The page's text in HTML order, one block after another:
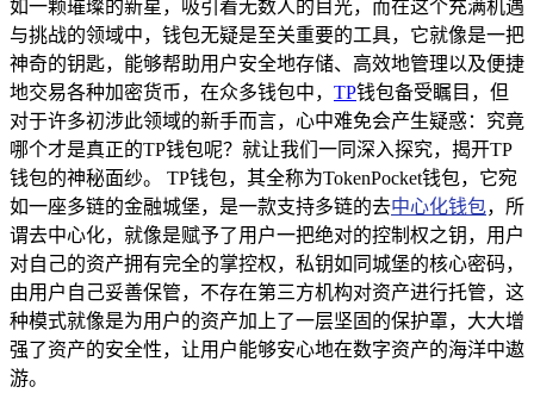
如一颗璀璨的新星，吸引着无数人的目光，而在这个充满机遇
与挑战的领域中，钱包无疑是至关重要的工具，它就像是一把
神奇的钥匙，能够帮助用户安全地存储、高效地管理以及便捷
地交易各种加密货币，在众多钱包中， TP钱包备受瞩目，但
对于许多初涉此领域的新手而言，心中难免会产生疑惑：究竟
哪个才是真正的TP钱包呢？就让我们一同深入探究，揭开TP
钱包的神秘面纱。 TP钱包，其全称为TokenPocket钱包，它宛
如一座多链的金融城堡，是一款支持多链的去中心化钱包，所
谓去中心化，就像是赋予了用户一把绝对的控制权之钥，用户
对自己的资产拥有完全的掌控权，私钥如同城堡的核心密码，
由用户自己妥善保管，不存在第三方机构对资产进行托管，这
种模式就像是为用户的资产加上了一层坚固的保护罩，大大增
强了资产的安全性，让用户能够安心地在数字资产的海洋中遨
游。